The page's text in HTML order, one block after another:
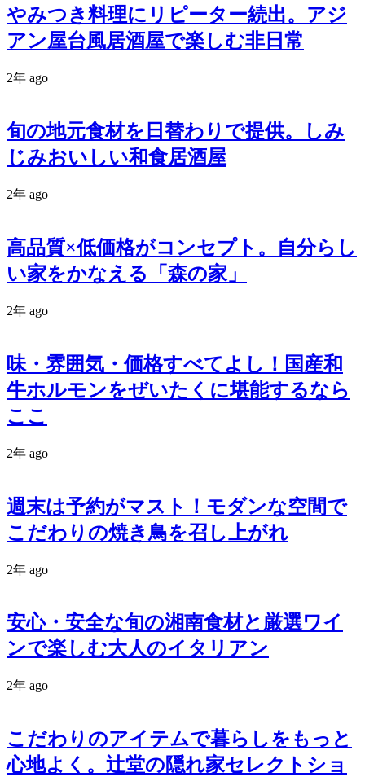
やみつき料理にリピーター続出。アジ
アン屋台風居酒屋で楽しむ非日常
2年 ago
旬の地元食材を日替わりで提供。しみ
じみおいしい和食居酒屋
2年 ago
高品質×低価格がコンセプト。自分らし
い家をかなえる「森の家」
2年 ago
味・雰囲気・価格すべてよし！国産和
牛ホルモンをぜいたくに堪能するなら
ここ
2年 ago
週末は予約がマスト！モダンな空間で
こだわりの焼き鳥を召し上がれ
2年 ago
安心・安全な旬の湘南食材と厳選ワイ
ンで楽しむ大人のイタリアン
2年 ago
こだわりのアイテムで暮らしをもっと
心地よく。辻堂の隠れ家セレクトショ